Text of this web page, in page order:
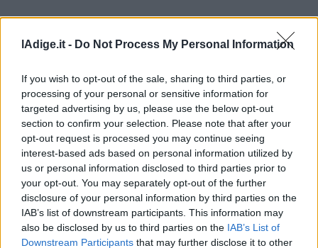
lAdige.it - Do Not Process My Personal Information
If you wish to opt-out of the sale, sharing to third parties, or
processing of your personal or sensitive information for
targeted advertising by us, please use the below opt-out
section to confirm your selection. Please note that after your
opt-out request is processed you may continue seeing
interest-based ads based on personal information utilized by
us or personal information disclosed to third parties prior to
your opt-out. You may separately opt-out of the further
disclosure of your personal information by third parties on the
IAB’s list of downstream participants. This information may
also be disclosed by us to third parties on the IAB’s List of
Downstream Participants that may further disclose it to other
CULTURA E SPETTACOLI
Johnny Depp, mani bucate Sperperati 650
mln di dollari